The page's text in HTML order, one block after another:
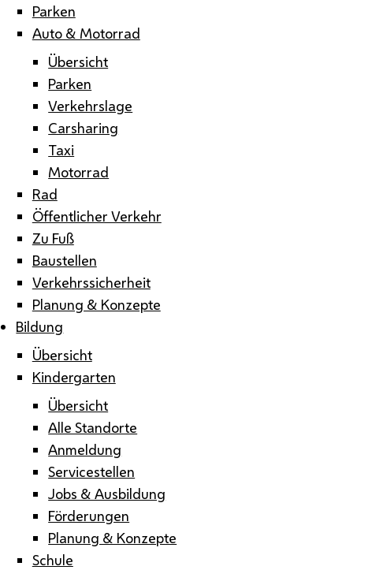
Parken
Auto & Motorrad
Übersicht
Parken
Verkehrslage
Carsharing
Taxi
Motorrad
Rad
Öffentlicher Verkehr
Zu Fuß
Baustellen
Verkehrssicherheit
Planung & Konzepte
Bildung
Übersicht
Kindergarten
Übersicht
Alle Standorte
Anmeldung
Servicestellen
Jobs & Ausbildung
Förderungen
Planung & Konzepte
Schule